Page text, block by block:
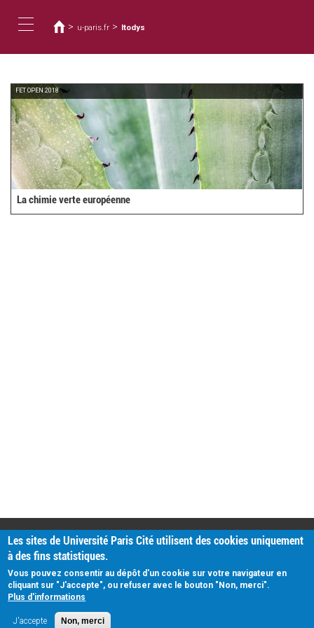
容
navigation
在
這
裡
> u-paris.fr > Itodys
FET OPEN 2018
La chimie verte européenne
PRATIQUE
Plan d'accès
Intranet
Mentions légales
Données personnelles
Les sites de Université Paris Cité utilisent des cookies uniquement
à des fins statistiques.
Vous pouvez consentir au dépôt d'un cookie sur votre navigateur en
cliquant sur "J'accepte", ou refuser avec le bouton "Non, merci".
Plus d'informations
J'accepte Non, merci